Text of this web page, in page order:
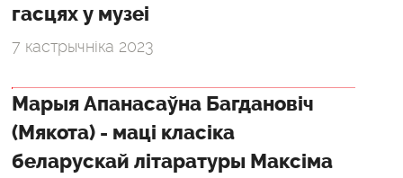
гасцях у музеі
7 кастрычніка 2023
Марыя Апанасаўна Багдановіч
(Мякота) - маці класіка
беларускай літаратуры Максіма